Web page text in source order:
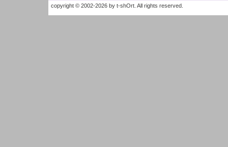
copyright © 2002-2026 by t-shOrt. All rights reserved.